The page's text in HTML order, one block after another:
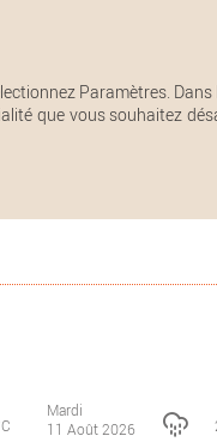
Paramètres.
que vous souhaitez
Mardi
11 Août 2026